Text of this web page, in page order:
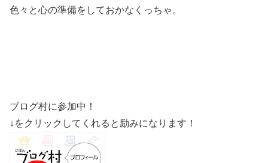
色々と心の準備をしておかなくっちゃ。
ブログ村に参加中！
↓をクリックしてくれると励みになります！